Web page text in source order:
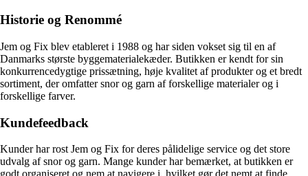
Historie og Renommé
Jem og Fix blev etableret i 1988 og har siden vokset sig til en af
Danmarks største byggematerialekæder. Butikken er kendt for sin
konkurrencedygtige prissætning, høje kvalitet af produkter og et bredt
sortiment, der omfatter snor og garn af forskellige materialer og i
forskellige farver.
Kundefeedback
Kunder har rost Jem og Fix for deres pålidelige service og det store
udvalg af snor og garn. Mange kunder har bemærket, at butikken er